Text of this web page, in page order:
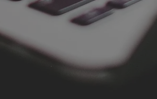
jak logowanie użytkownika i